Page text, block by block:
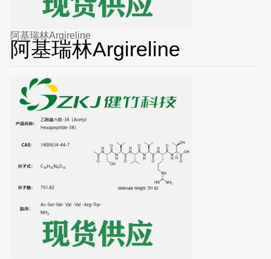
阿基瑞林Argireline
阿基瑞林Argireline